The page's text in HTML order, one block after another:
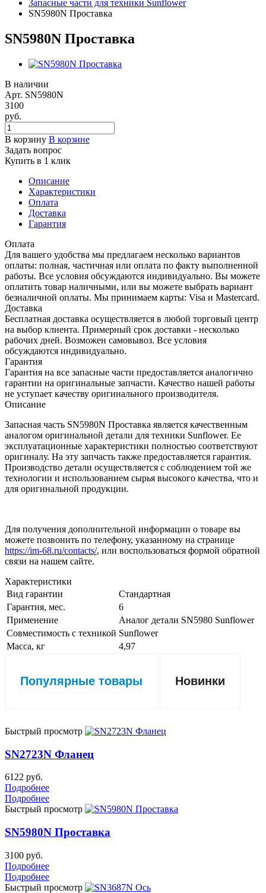
Запасные части для техники Sunflower
SN5980N Проставка
SN5980N Проставка
В наличии
Арт. SN5980N
3100
руб.
В корзину В корзине
Задать вопрос
Купить в 1 клик
Описание
Характеристики
Оплата
Доставка
Гарантия
Оплата
Для вашего удобства мы предлагаем несколько вариантов
оплаты: полная, частичная или оплата по факту выполненной
работы. Все условия обсуждаются индивидуально. Вы можете
оплатить товар наличными, или вы можете выбрать вариант
безналичной оплаты. Мы принимаем карты: Visa и Mastercard.
Доставка
Бесплатная доставка осуществляется в любой торговый центр
на выбор клиента. Примерный срок доставки - несколько
рабочих дней. Возможен самовывоз. Все условия
обсуждаются индивидуально.
Гарантия
Гарантия на все запасные части предоставляется аналогично
гарантии на оригинальные запчасти. Качество нашей работы
не уступает качеству оригинального производителя.
Описание
Запасная часть SN5980N Проставка является качественным
аналогом оригинальной детали для техники Sunflower. Ее
эксплуатационные характеристики полностью соответствуют
оригиналу. На эту запчасть также предоставляется гарантия.
Производство детали осуществляется с соблюдением той же
технологии и использованием сырья высокого качества, что и
для оригинальной продукции.
Для получения дополнительной информации о товаре вы
можете позвонить по телефону, указанному на странице
https://im-68.ru/contacts/, или воспользоваться формой обратной
связи на нашем сайте.
Характеристики
Вид гарантии
Стандартная
Гарантия, мес.
6
Применение
Аналог детали SN5980 Sunflower
Совместимость с техникой Sunflower
Масса, кг
4,97
Популярные товары Новинки
Быстрый просмотр
SN2723N Фланец
6122 руб.
Подробнее
Подробнее
Быстрый просмотр
SN5980N Проставка
3100 руб.
Подробнее
Подробнее
Быстрый просмотр